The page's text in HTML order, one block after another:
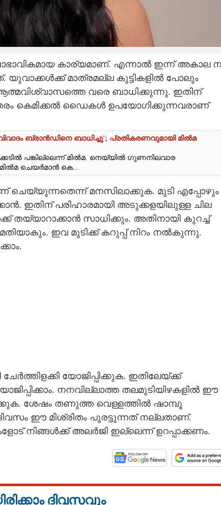
കാര്യമാണ്. എന്നാൽ ഇന്ന് അകാല
യുവാക്കൾക്ക് മാത്രമല്ല കുട്ടികളിൽ പോലും
വരെ ബാധിക്കുന്നു. ഇതിന്
കെമിക്കൽ ഡെെകൾ ഉപയോഗിക്കുന്നവരാണ്
ബ്രാൻഡിനെ ബാധിച്ചു'; പ്രതികരണവുമായി മിൽമ
പങ്കില്ലെന്ന് മിൽമ. നെയ്യിൽ ഗുണനിലവാര
ചെയർമാൻ കെ...
മനസിലാക്കുക. മുടി എപ്പോഴും
ഇതിന് പരിഹാരമായി അടുക്കളയിലുള്ള ചില
സാധിക്കും. അതിനായി കുറച്ച്
ഇവ മുടിക്ക് കറുപ്പ് നിറം നൽകുന്നു.
യോജിപ്പിക്കുക. ഇതിലേയ്ക്ക്
നനവില്ലാത്ത തലമുടിയിഴകളിൽ ഈ
ശേഷം തണുത്ത വെള്ളത്തിൽ ഷാമ്പൂ
ഈ മിശ്രിതം പുരട്ടുന്നത് നല്ലതാണ്.
നിങ്ങൾക്ക് അലർജി ഇല്ലെന്ന് ഉറപ്പാക്കണം.
ദിവസവും